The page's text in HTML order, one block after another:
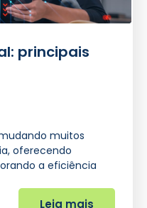
principais
muitos
oferecendo
a eficiência
Leia mais